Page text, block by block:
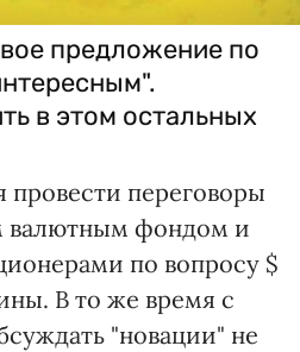
предложение по
в этом остальных
провести переговоры
фондом и
по вопросу $
В то же время с
"новации" не